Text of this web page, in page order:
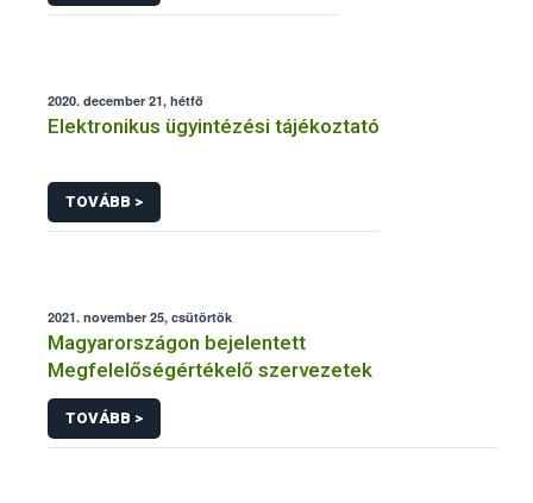
2020. december 21, hétfő
Elektronikus ügyintézési tájékoztató
TOVÁBB >
2021. november 25, csütörtök
Magyarországon bejelentett
Megfelelőségértékelő szervezetek
TOVÁBB >